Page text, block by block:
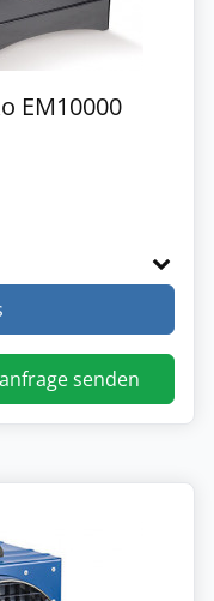
EM10000
senden